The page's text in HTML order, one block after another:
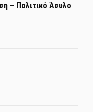
– Πολιτικό Άσυλο